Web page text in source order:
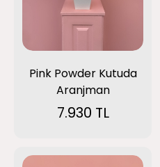
Pink Powder Kutuda
Aranjman
7.930 TL